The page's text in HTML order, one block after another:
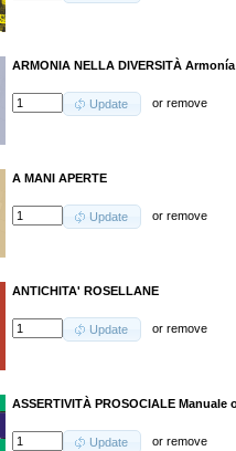
ARMONIA NELLA DIVERSITÀ
Update orremove
A MANI APERTE
Update orremove
ANTICHITA' ROSELLANE
Update orremove
ASSERTIVITÀ PROSOCIALE
Update orremove